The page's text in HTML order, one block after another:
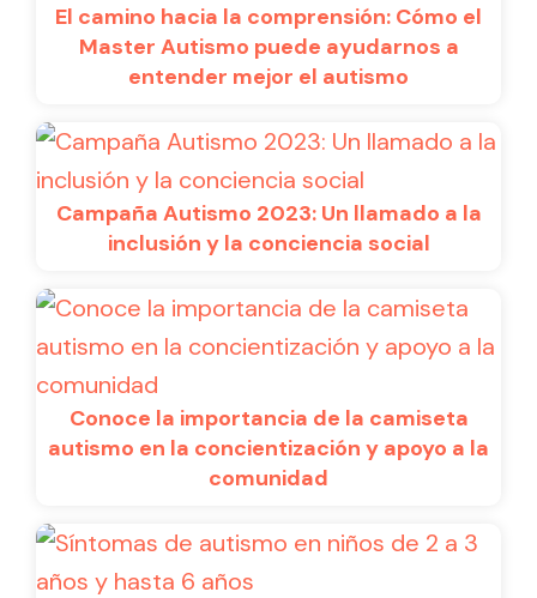
El camino hacia la comprensión: Cómo el
Master Autismo puede ayudarnos a
entender mejor el autismo
Campaña Autismo 2023: Un llamado a la
inclusión y la conciencia social
Conoce la importancia de la camiseta
autismo en la concientización y apoyo a la
comunidad